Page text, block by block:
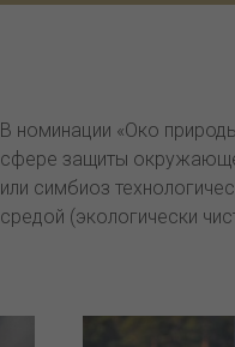
В номинации «Око
сфере защиты
или симбиоз
средой (экологически